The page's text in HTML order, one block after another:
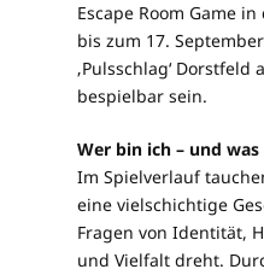
Escape Room Game
bis zum 17.
‚Pulsschlag‘
bespielbar sein.
Wer bin ich – und
Im Spielverlauf
eine vielschichtige
Fragen von Identität,
und Vielfalt dreht.